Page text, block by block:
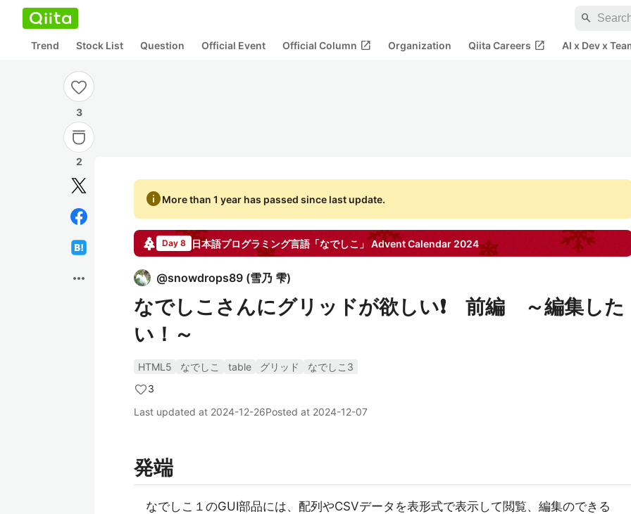
search
Trend Stock List Question Official Event Official Column open_in_new Organization Qiita Careers open_in_new AI x Dev x
3
2
more_horiz
infoMore than 1 year has passed since last update.
Day 8 日本語プログラミング言語「なでしこ」Advent Calendar 2024
@snowdrops89 (雪乃 雫)
なでしこさんにグリッドが欲しい❗️ 前編 ～編集した
い！～
HTML5 なでしこ table グリッド
なでしこ3
3
Last updated at 2024-12-26Posted at 2024-12-07
発端
なでしこ１のGUI部品には、配列やCSVデータを表形式で表示して閲覧、編集のできる